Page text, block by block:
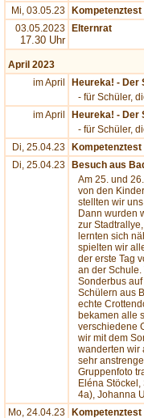
Mi, 03.05.23
03.05.2023
17.30 Uhr
Elternrat
April 2023
im April
Heureka! - Der
- für Schüler,
im April
Heureka! - Der
- für Schüler,
Di, 25.04.23
Di, 25.04.23
Besuch aus
Am 25. und
von den
stellten wir
Dann wurden
zur
lernten sich
spielten wir
der erste Tag
an der Schule.
Sonderbus
Schülern aus
echte
bekamen alle
verschiedene
wir mit dem
wanderten wir
sehr
Gruppenfoto
Eléna
4a), Johanna
Mo, 24.04.23